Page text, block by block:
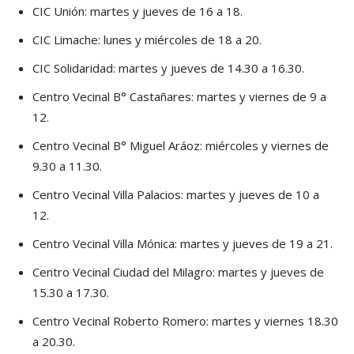
CIC Unión: martes y jueves de 16 a 18.
CIC Limache: lunes y miércoles de 18 a 20.
CIC Solidaridad: martes y jueves de 14.30 a 16.30.
Centro Vecinal B° Castañares: martes y viernes de 9 a
12.
Centro Vecinal B° Miguel Aráoz: miércoles y viernes de
9.30 a 11.30.
Centro Vecinal Villa Palacios: martes y jueves de 10 a
12.
Centro Vecinal Villa Mónica: martes y jueves de 19 a 21.
Centro Vecinal Ciudad del Milagro: martes y jueves de
15.30 a 17.30.
Centro Vecinal Roberto Romero: martes y viernes 18.30
a 20.30.